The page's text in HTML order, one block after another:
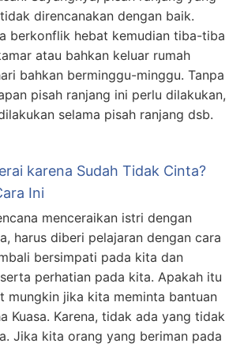
direncanakan dengan baik.
berkonflik hebat kemudian tiba-tiba
atau bahkan keluar rumah
bahkan berminggu-minggu. Tanpa
pisah ranjang ini perlu dilakukan,
selama pisah ranjang dsb.
karena Sudah Tidak Cinta?
Ini
menceraikan istri dengan
harus diberi pelajaran dengan cara
bersimpati pada kita dan
perhatian pada kita. Apakah itu
mungkin jika kita meminta bantuan
Kuasa. Karena, tidak ada yang tidak
Jika kita orang yang beriman pada